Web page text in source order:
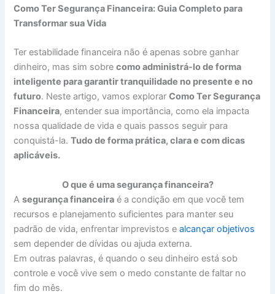
Como Ter Segurança Financeira: Guia Completo para
Transformar sua Vida
Ter estabilidade financeira não é apenas sobre ganhar
dinheiro, mas sim sobrecomo administrá-lo de forma
inteligente para garantir tranquilidade no presente e no
futuro. Neste artigo, vamos explorarComo Ter Segurança
Financeira, entender sua importância, como ela impacta
nossa qualidade de vida e quais passos seguir para
conquistá-la.Tudo de forma prática, clara e com dicas
aplicáveis.
O que é uma segurança financeira?
Asegurança financeira é a condição em que você tem
recursos e planejamento suficientes para manter seu
padrão de vida, enfrentar imprevistos ealcançar objetivos
sem depender de dívidas ou ajuda externa.
Em outras palavras, é quando o seu dinheiro está sob
controle e você vive sem o medo constante de faltar no
fim do mês.